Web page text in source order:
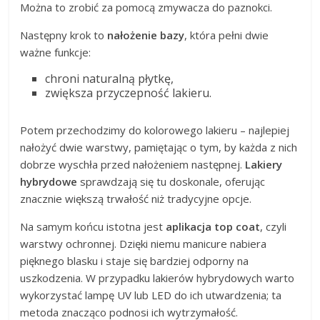
Można to zrobić za pomocą zmywacza do paznokci.
Następny krok to nałożenie bazy, która pełni dwie
ważne funkcje:
chroni naturalną płytkę,
zwiększa przyczepność lakieru.
Potem przechodzimy do kolorowego lakieru – najlepiej
nałożyć dwie warstwy, pamiętając o tym, by każda z nich
dobrze wyschła przed nałożeniem następnej. Lakiery
hybrydowe sprawdzają się tu doskonale, oferując
znacznie większą trwałość niż tradycyjne opcje.
Na samym końcu istotna jest aplikacja top coat, czyli
warstwy ochronnej. Dzięki niemu manicure nabiera
pięknego blasku i staje się bardziej odporny na
uszkodzenia. W przypadku lakierów hybrydowych warto
wykorzystać lampę UV lub LED do ich utwardzenia; ta
metoda znacząco podnosi ich wytrzymałość.